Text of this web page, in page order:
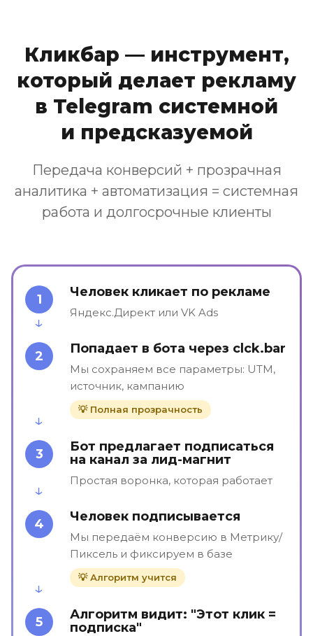
Кликбар — инструмент,
который делает рекламу
в Telegram системной
и предсказуемой
Передача конверсий + прозрачная
аналитика + автоматизация = системная
работа и долгосрочные клиенты
1 Человек кликает по рекламе
Яндекс.Директ или VK Ads
2 Попадает в бота через clck.bar
Мы сохраняем все параметры: UTM,
источник, кампанию
💡 Полная прозрачность
3
Бот предлагает подписаться
на канал за лид-магнит
Простая воронка, которая работает
4 Человек подписывается
Мы передаём конверсию в Метрику/
Пиксель и фиксируем в базе
💡 Алгоритм учится
5
Алгоритм видит: "Этот клик =
подписка"